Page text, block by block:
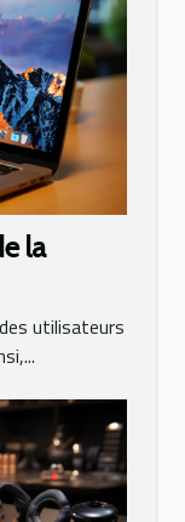
la
utilisateurs